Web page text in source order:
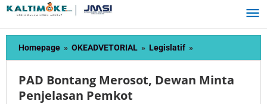
Skip
content
Homepage » OKEADVETORIAL » Legislatif »
Bontang
Dewan
PAD Bontang Merosot, Dewan Minta
Penjelasan Pemkot